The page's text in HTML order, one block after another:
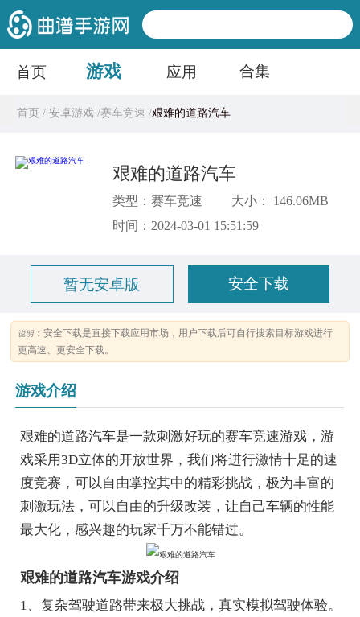
首页 游戏 应用 合集
首页 /安卓游戏 /赛车竞速 /艰难的道路汽车
艰难的道路汽车
类型：赛车竞速
大小： 146.06MB
时间：2024-03-01 15:51:59
暂无安卓版 安全下载
说明：安全下载是直接下载应用市场，用户下载后可自行搜索目标游戏进行
更高速、更安全下载。
游戏介绍
艰难的道路汽车是一款刺激好玩的赛车竞速游戏，游
戏采用3D立体的开放世界，我们将进行激情十足的速
度竞赛，可以自由掌控其中的精彩挑战，极为丰富的
刺激玩法，可以自由的升级改装，让自己车辆的性能
最大化，感兴趣的玩家千万不能错过。
艰难的道路汽车游戏介绍
1、复杂驾驶道路带来极大挑战，真实模拟驾驶体验。